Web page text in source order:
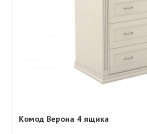
Комод Верона 4 ящика